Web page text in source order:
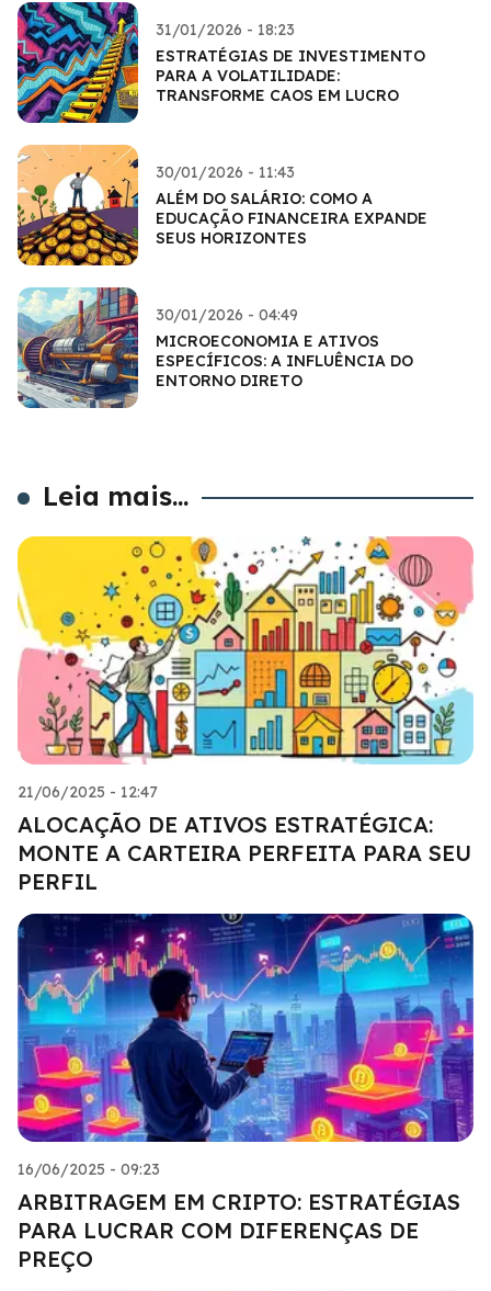
31/01/2026 - 18:23
ESTRATÉGIAS DE INVESTIMENTO
PARA A VOLATILIDADE:
TRANSFORME CAOS EM LUCRO
30/01/2026 - 11:43
ALÉM DO SALÁRIO: COMO A
EDUCAÇÃO FINANCEIRA EXPANDE
SEUS HORIZONTES
30/01/2026 - 04:49
MICROECONOMIA E ATIVOS
ESPECÍFICOS: A INFLUÊNCIA DO
ENTORNO DIRETO
Leia mais...
21/06/2025 - 12:47
ALOCAÇÃO DE ATIVOS ESTRATÉGICA:
MONTE A CARTEIRA PERFEITA PARA SEU
PERFIL
16/06/2025 - 09:23
ARBITRAGEM EM CRIPTO: ESTRATÉGIAS
PARA LUCRAR COM DIFERENÇAS DE
PREÇO